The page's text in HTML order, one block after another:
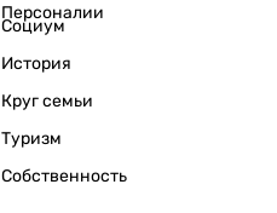
Персоналии
Социум
История
Круг семьи
Туризм
Собственность